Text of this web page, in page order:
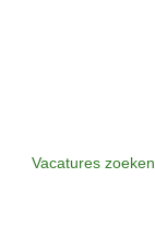
Vacatures zoeken